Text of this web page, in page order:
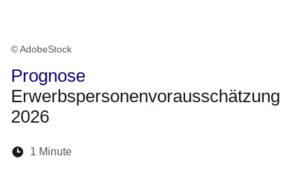
© AdobeStock
Prognose
Erwerbspersonenvorausschätzung
2026
Lesedauer:
1 Minute